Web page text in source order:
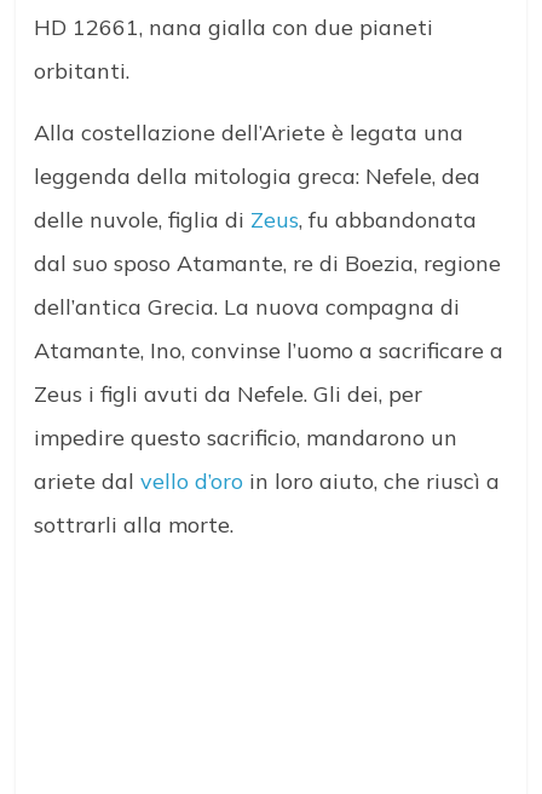
HD 12661, nana gialla con due pianeti
orbitanti.
Alla costellazione dell’Ariete è legata una
leggenda della mitologia greca: Nefele, dea
delle nuvole, figlia di Zeus, fu abbandonata
dal suo sposo Atamante, re di Boezia, regione
dell’antica Grecia. La nuova compagna di
Atamante, Ino, convinse l’uomo a sacrificare a
Zeus i figli avuti da Nefele. Gli dei, per
impedire questo sacrificio, mandarono un
ariete dalvello d’oro in loro aiuto, che riuscì a
sottrarli alla morte.